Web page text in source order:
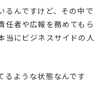
るんですけど、その中で
任者や広報を務めてもら
当にビジネスサイドの人
るような状態なんです